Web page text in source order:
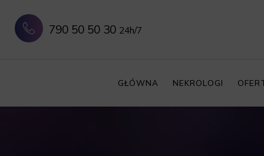
790 50 50 30 24h/7
GŁÓWNA NEKROLOGI